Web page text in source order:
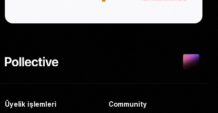
Üyelik işlemleri Community